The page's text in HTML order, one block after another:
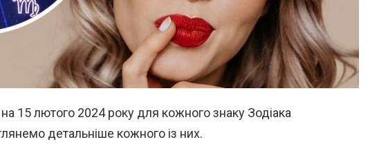
15 лютого 2024 року для кожного знаку Зодіака
детальніше кожного із них.